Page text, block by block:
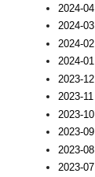
2024-04
2024-03
2024-02
2024-01
2023-12
2023-11
2023-10
2023-09
2023-08
2023-07